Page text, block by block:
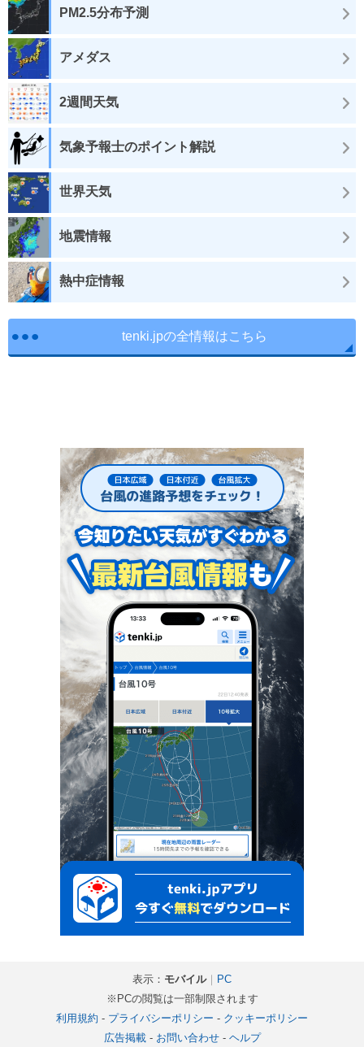
PM2.5分布予測
アメダス
2週間天気
気象予報士のポイント解説
世界天気
地震情報
熱中症情報
tenki.jpの全情報はこちら
表示： モバイル｜ PC
※PCの閲覧は一部制限されます
利用規約 - プライバシーポリシー - クッキーポリシー
広告掲載- お問い合わせ- ヘルプ